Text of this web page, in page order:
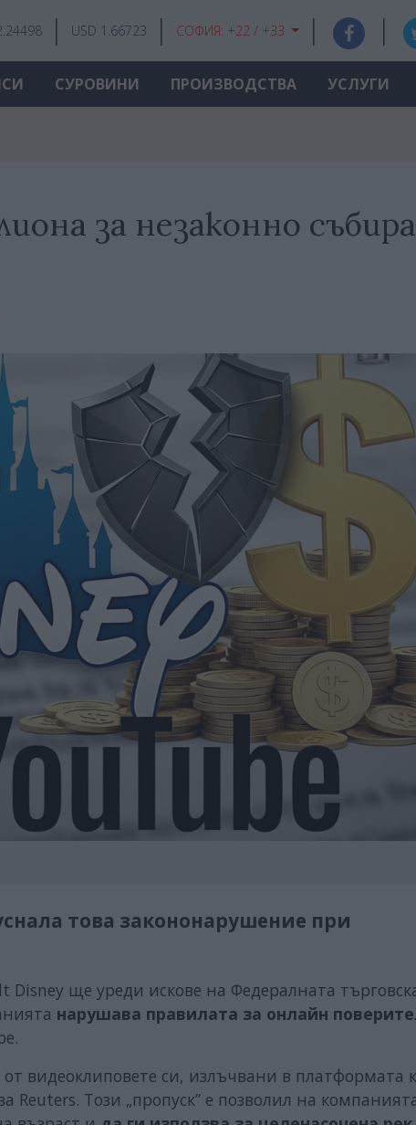
USD 1.66723 СОФИЯ: +22 / +33
СУРОВИНИ ПРОИЗВОДСТВА УСЛУГИ
за незаконно
това закононарушение при
ще уреди искове на Федералната
нарушава правилата за онлайн
видеоклиповете си, излъчвани в платформата
Reuters. Този „пропуск” е позволил на